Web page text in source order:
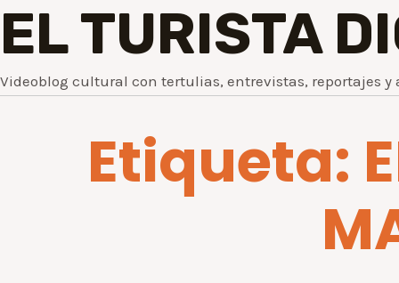
EL TURISTA
Videoblog cultural con tertulias, entrevistas, reportajes y
Etiqueta: